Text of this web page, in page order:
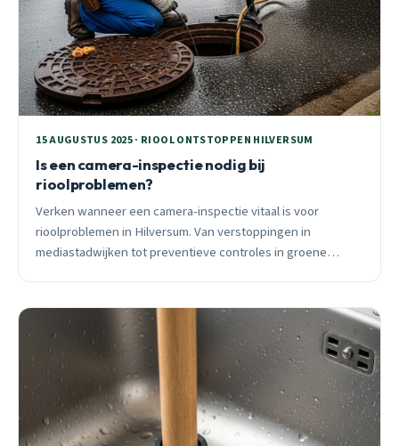
15 AUGUSTUS 2025 · RIOOL ONTSTOPPEN HILVERSUM
Is een camera-inspectie nodig bij
rioolproblemen?
Verken wanneer een camera-inspectie vitaal is voor
rioolproblemen in Hilversum. Van verstoppingen in
mediastadwijken tot preventieve controles in groene